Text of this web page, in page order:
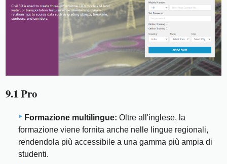
9.1 Pro
Formazione multilingue: Oltre all'inglese, la
formazione viene fornita anche nelle lingue regionali,
rendendola più accessibile a una gamma più ampia di
studenti.